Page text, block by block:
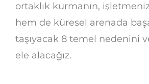
ortaklık kurmanın,
hem de küresel arenada
taşıyacak 8 temel nedenini
ele alacağız.